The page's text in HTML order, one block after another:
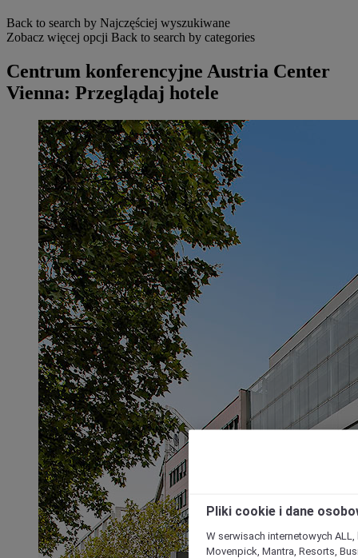
Back to search by Najczęściej wyszukiwane
Zobacz więcej opcji Back to search by categories
Centrum konferencyjne Austria Center
Vienna: Przeglądaj hotele
Pliki cookie i dane
W serwisach internetowych
Movenpick, Mantra, Resorts,